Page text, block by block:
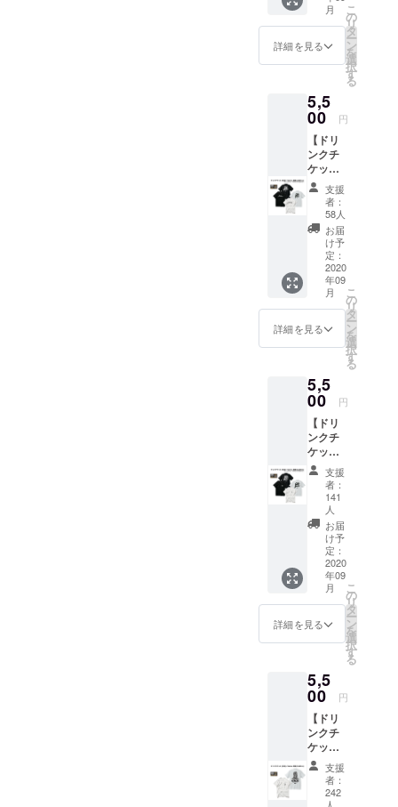
とがで
きま
都合許
す場合
ご支援
頂けま
すと大
変嬉し
いで
す。
ネーム)
を備考
欄へご
掲載不
要の方
は備考
欄へ
【不
要】と
ご記入
くださ
い。 ※
ご支援
をして
いただ
く際に
『上乗
せ支
するこ
とがで
都合許
す場合
は、上
乗せで
ご支援
頂けま
すと大
変嬉し
いで
す。
壁面ポ
スター
へのお
な方は
お名前
(又は
ニック
ネーム)
を備考
欄へご
記入く
ださ
い。 ※
掲載不
要の方
は備考
欄へ
【不
要】と
ご記入
再開か
ら6ヶ月
以内。
● 壁面
ポス
のお名
前掲
載。 ※
掲載可
能な方
はお名
前(又は
ニック
ネーム)
を備考
欄へご
記入く
ださ
い。 ※
掲載不
要の方
は備考
ご記入
くださ
い。 ※
ご支援
をして
いただ
く際に
『上乗
せ支
援』を
するこ
とがで
きま
す。ご
都合許
す場合
乗せで
ご支援
変嬉し
いで
す。
月
詳細を見る
こ
の
リ
タ
ー
ン
を
選
択
す
る
5,5
00 円
【ドリ
ンクチ
ケット
(1枚)＋
Tシャツ
支援
(JUMP-
A-)】 ●
JUMP-
A-Tシャ
イズ：
M / L /
XL /
XXL ●
ドリン
ケット1
枚 有効
期限は
営業再
開から
6ヶ月以
内。 ●
壁面ポ
スター
へのお
名前掲
載可能
な方は
お名前
(又は
ニック
ネーム)
ださ
い。 ※
掲載不
要の方
は備考
欄へ
【不
要】と
ご記入
支援
者：
58人
お届
け予
定：
2020
年09
月
詳細を見る
こ
の
リ
タ
ー
ン
を
選
択
す
る
5,5
00 円
【ドリ
ンクチ
ケット
(1枚)＋
Tシャツ
支援
(GAME-
B-)】 ●
GAME-
B-Tシャ
イズ：
M / L /
XL /
XXL ●
枚 有効
期限は
営業再
開から
6ヶ月以
内。 ●
壁面ポ
スター
へのお
支援
者：
141
人
お届
け予
定：
2020
年09
月
詳細を見る
こ
の
リ
タ
ー
ン
を
選
択
す
る
5,5
00 円
【ドリ
ンクチ
ケット
(1枚)＋
Tシャツ
支援
(GAME-
支援
者：
242